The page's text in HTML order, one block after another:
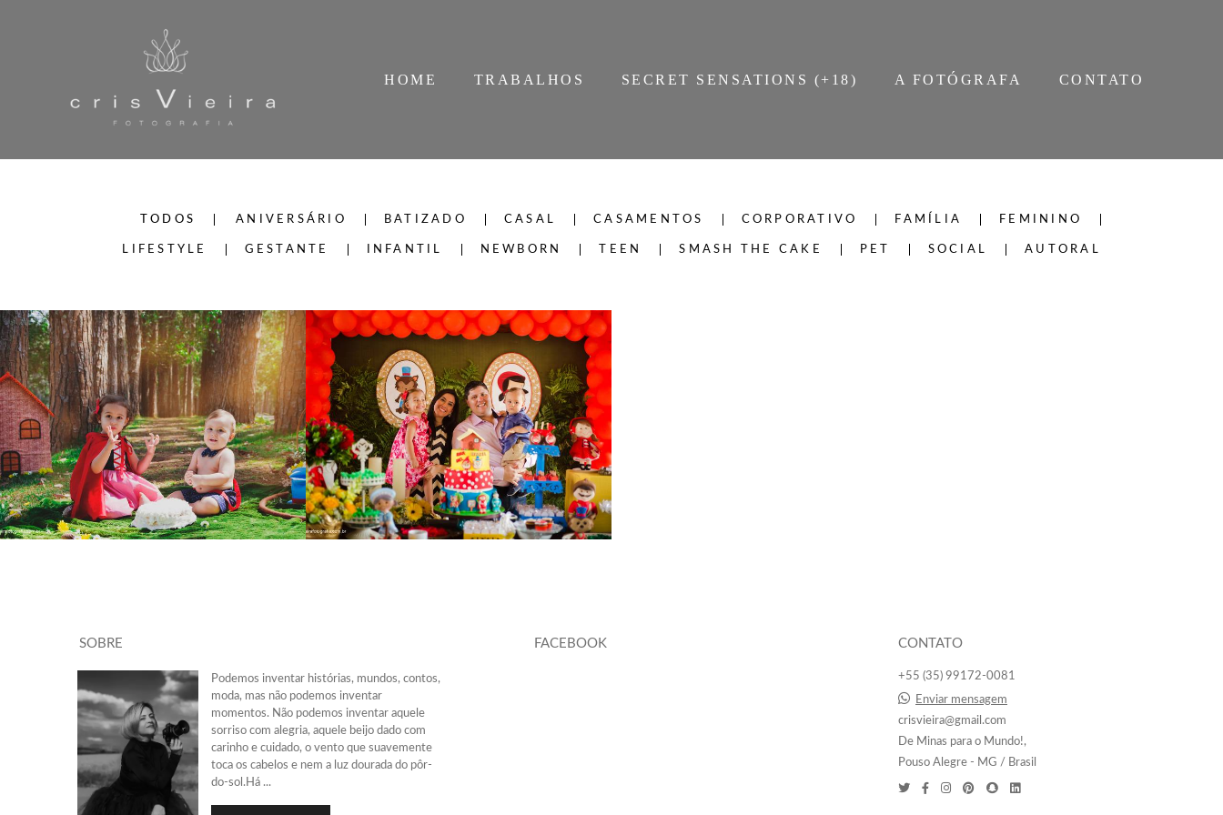
HOME TRABALHOS SECRET SENSATIONS (+18) A FOTÓGRAFA CONTATO
TODOS ANIVERSÁRIO BATIZADO CASAL CASAMENTOS CORPORATIVO FAMÍLIA FEMININO
LIFESTYLE GESTANTE INFANTIL NEWBORN TEEN SMASH THE CAKE PET SOCIAL AUTORAL
1684 1 1132 1
SOBRE
Podemos inventar histórias, mundos, contos,
moda, mas não podemos inventar
momentos. Não podemos inventar aquele
sorriso com alegria, aquele beijo dado com
carinho e cuidado, o vento que suavemente
toca os cabelos e nem a luz dourada do pôr-
do-sol.Há ...
FACEBOOK CONTATO
+55 (35) 99172-0081
Enviar mensagem
crisvieira@gmail.com
De Minas para o Mundo!,
Pouso Alegre - MG / Brasil